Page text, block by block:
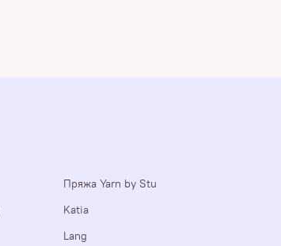
Пряжа Yarn by Stu
Katia
Lang